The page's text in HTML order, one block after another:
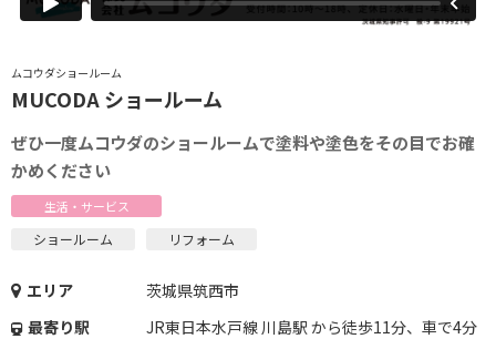
ムコウダショールーム
MUCODA ショールーム
ぜひ一度ムコウダのショールームで塗料や塗色をその目でお確
かめください
生活・サービス
ショールーム リフォーム
エリア
茨城県筑西市
最寄り駅
JR東日本水戸線 川島駅 から徒歩11分、車で4分